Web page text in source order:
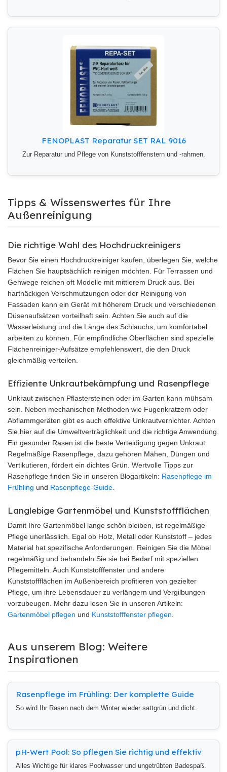
FENOPLAST Reparatur SET RAL 9016
Zur Reparatur und Pflege von Kunststofffenstern und -rahmen.
Tipps & Wissenswertes für Ihre
Außenreinigung
Die richtige Wahl des Hochdruckreinigers
Bevor Sie einen Hochdruckreiniger kaufen, überlegen Sie, welche
Flächen Sie hauptsächlich reinigen möchten. Für Terrassen und
Gehwege reichen oft Modelle mit mittlerem Druck aus. Bei
hartnäckigen Verschmutzungen oder der Reinigung von
Fassaden kann ein Gerät mit höherem Druck und verschiedenen
Düsenaufsätzen vorteilhaft sein. Achten Sie auch auf die
Wasserleistung und die Länge des Schlauchs, um komfortabel
arbeiten zu können. Für empfindliche Oberflächen sind spezielle
Flächenreiniger-Aufsätze empfehlenswert, die den Druck
gleichmäßig verteilen.
Effiziente Unkrautbekämpfung und Rasenpflege
Unkraut zwischen Pflastersteinen oder im Garten kann mühsam
sein. Neben mechanischen Methoden wie Fugenkratzern oder
Abflammgeräten gibt es auch effektive Unkrautvernichter. Achten
Sie hier auf die Umweltverträglichkeit und die richtige Anwendung.
Ein gesunder Rasen ist die beste Verteidigung gegen Unkraut.
Regelmäßige Rasenpflege, dazu gehören Mähen, Düngen und
Vertikutieren, fördert ein dichtes Grün. Wertvolle Tipps zur
Rasenpflege finden Sie in unseren Blogartikeln: Rasenpflege im
Frühling und Rasenpflege-Guide
Langlebige Gartenmöbel und Kunststoffflächen
Damit Ihre Gartenmöbel lange schön bleiben, ist regelmäßige
Pflege unerlässlich. Egal ob Holz, Metall oder Kunststoff – jedes
Material hat spezifische Anforderungen. Reinigen Sie die Möbel
regelmäßig und behandeln Sie sie bei Bedarf mit speziellen
Pflegemitteln. Auch Kunststofffenster und andere
Kunststoffflächen im Außenbereich profitieren von gezielter
Pflege, um ihre Lebensdauer zu verlängern und Vergilbungen
vorzubeugen. Mehr dazu lesen Sie in unseren Artikeln:
Gartenmöbel pflegen und Kunststofffenster pflegen
Aus unserem Blog: Weitere
Inspirationen
Rasenpflege im Frühling: Der komplette Guide
So wird Ihr Rasen nach dem Winter wieder sattgrün und dicht.
pH-Wert Pool: So pflegen Sie richtig und effektiv
Alles Wichtige für klares Poolwasser und ungetrübten Badespaß.